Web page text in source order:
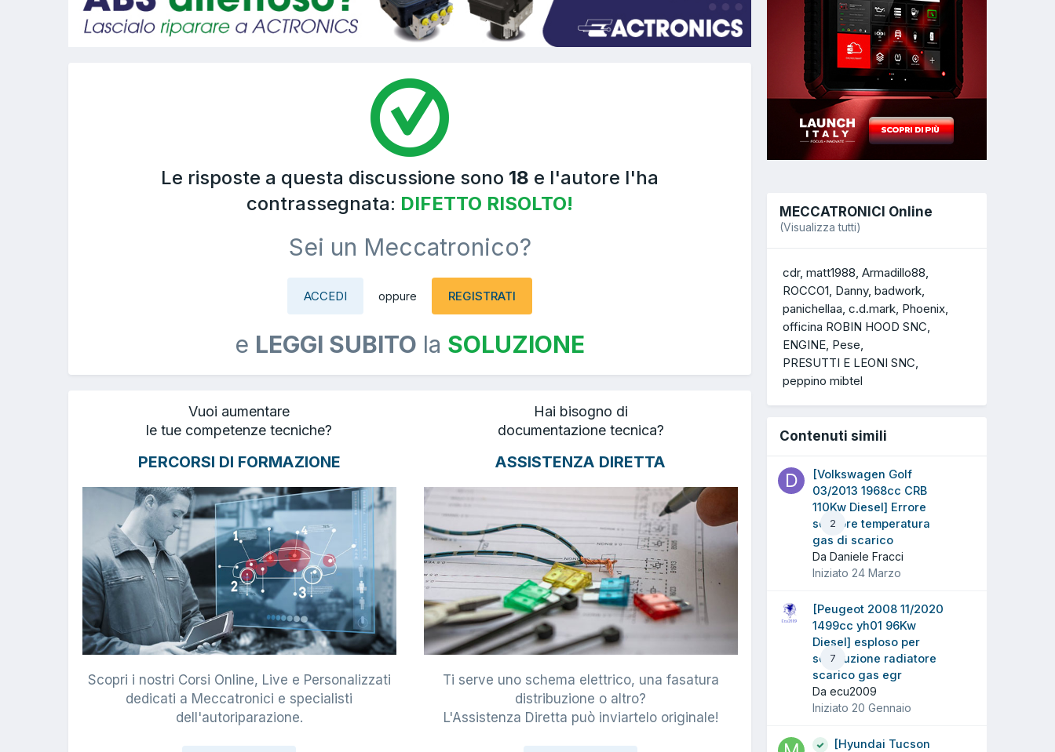
Le risposte a questa discussione sono 18 e l'autore l'ha
contrassegnata: DIFETTO RISOLTO!
Sei un Meccatronico?
ACCEDI oppure REGISTRATI
e LEGGI SUBITO la SOLUZIONE
Vuoi aumentare
le tue competenze tecniche?
PERCORSI DI FORMAZIONE
Scopri i nostri Corsi Online, Live e Personalizzati
dedicati a Meccatronici e specialisti
dell'autoriparazione.
Hai bisogno di
documentazione tecnica?
ASSISTENZA DIRETTA
Ti serve uno schema elettrico, una fasatura
distribuzione o altro?
L'Assistenza Diretta può inviartelo originale!
MECCATRONICI Online
(Visualizza tutti)
cdr matt1988 Armadillo88
ROCCO1 Danny badwork
panichellaa c.d.mark Phoenix
officina ROBIN HOOD SNC
ENGINE Pese
PRESUTTI E LEONI SNC
peppino mibtel
Contenuti simili
2
[Volkswagen Golf
03/2013 1968cc CRB
110Kw Diesel] Errore
sensore temperatura
gas di scarico
Da Daniele Fracci
Iniziato 24 Marzo
7
[Peugeot 2008 11/2020
1499cc yh01 96Kw
Diesel] esploso per
sostituzione radiatore
scarico gas egr
Da ecu2009
Iniziato 20 Gennaio
[Hyundai Tucson